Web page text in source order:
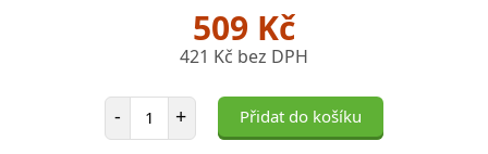
509 Kč
421 Kč bez DPH
- Počet položek
+ Přidat do košíku